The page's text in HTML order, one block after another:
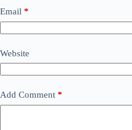
Email *
Website
Add Comment *